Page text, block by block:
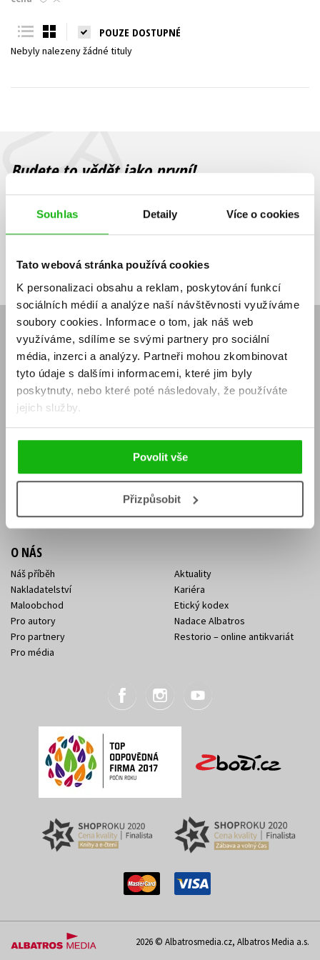
Souhlas Detaily Více o cookies
Tato webová stránka používá cookies
K personalizaci obsahu a reklam, poskytování funkcí
sociálních médií a analýze naší návštěvnosti využíváme
soubory cookies. Informace o tom, jak náš web
využíváme, sdílíme se svými partnery pro sociální
média, inzerci a analýzy. Partneři mohou zkombinovat
tyto údaje s dalšími informacemi, které jim byly
poskytnuty, nebo které poté následovaly, že používáte
jejich služby.
Povolit vše
Přizpůsobit
Young adult (SK)
Všechny tituly
POUZE DOSTUPNÉ
Nebyly nalezeny žádné tituly
Budete to vědět jako první!
Zajímá Vás, jaký knižní hit právě vychází, na jaké zboží je výhodná
sleva, jaká běží soutěž o ceny? Přihlášením k odběru našich e-
souhlasíte se zpracováním osobních údajů
mailová
adresa
mailová
adresa
Vaše e-mailová adresa Přihlásit se
E-SHOP
Aktuality
Naši autoři
Obchodní podmínky
Jak nakoupit
Knižní novinky
Dárkové poukazy
Affiliate program
KONTAKTY
Sídlo společnosti
Kontakty Albatros Media
O NÁS
Náš příběh
Nakladatelství
Maloobchod
Pro autory
Pro partnery
Pro média
Aktuality
Kariéra
Etický kodex
Nadace Albatros
Restorio – online antikvariát
2026 © Albatrosmedia.cz, Albatros Media a.s.